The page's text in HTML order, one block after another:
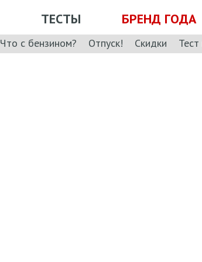
ТЕСТЫ БРЕНД ГОДА
Что с бензином? Отпуск! Скидки